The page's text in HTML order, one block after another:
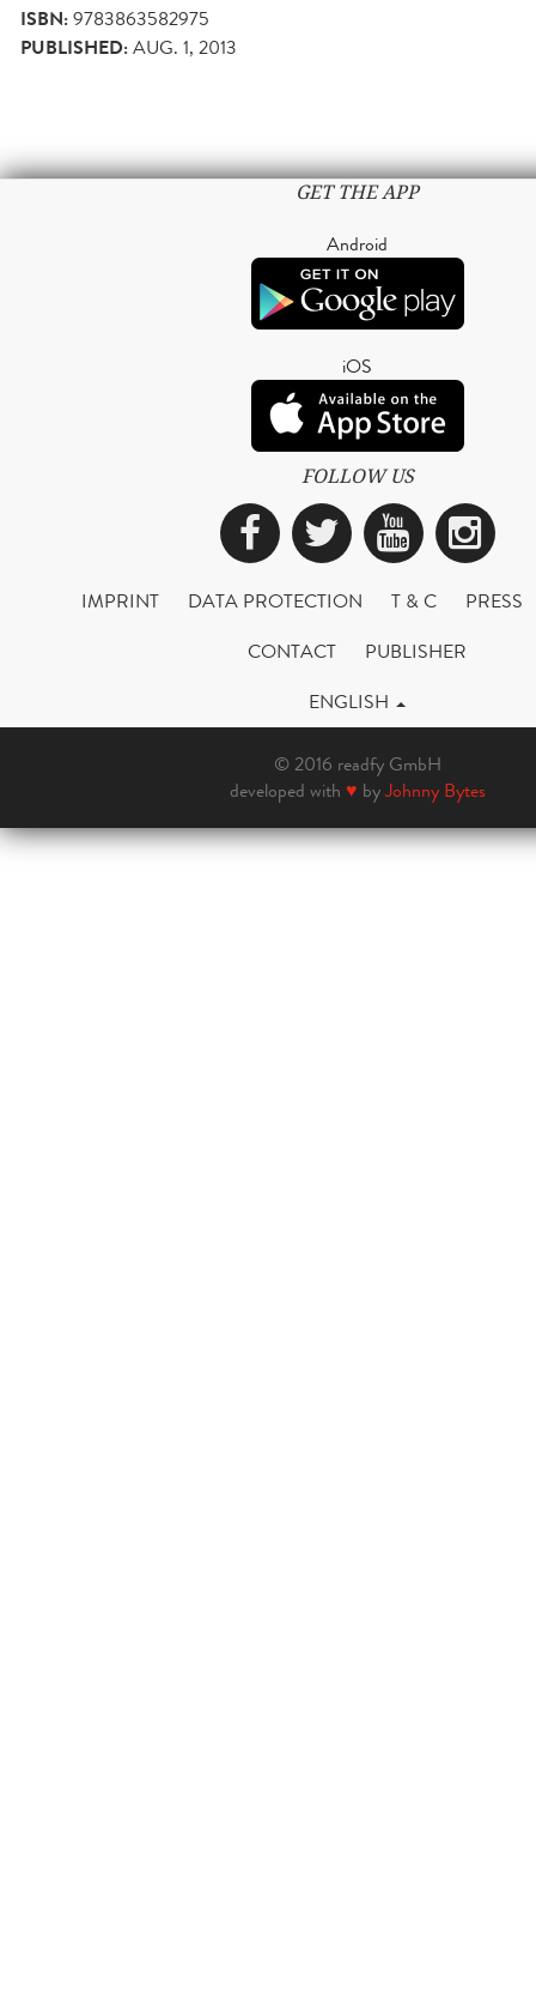
ISBN:9783863582975
PUBLISHED:AUG. 1, 2013
GET THE APP
Android
iOS
FOLLOW US
Facebook
Twitter
IMPRINT DATA PROTECTION T & C
PRESS
CONTACT
PUBLISHER
ENGLISH
© 2016 readfy GmbH
developed with ♥ byJohnny Bytes